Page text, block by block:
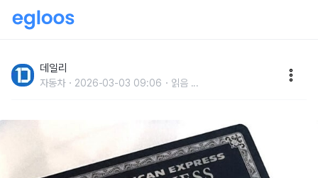
데일리
자동차 2026-03-03 09:06 읽음 ...